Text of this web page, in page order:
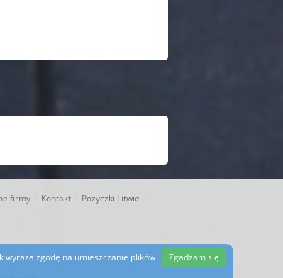
firmy Kontakt Pożyczki Litwie
wyraża zgodę na umieszczanie plików
Zgadzam się